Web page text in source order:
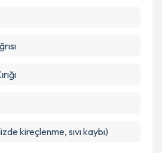
kireçlenme, sıvı kaybı)